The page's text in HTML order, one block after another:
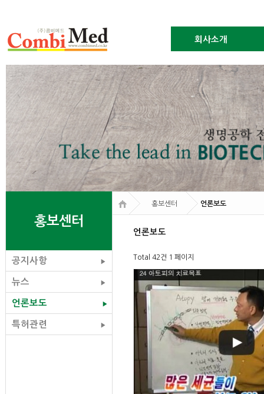
회사소개
홍보센터
공지사항 ▶
뉴스 ▶
언론보도 ▶
특허관련 ▶
홍보센터 언론보도
언론보도
Total 42건 1 페이지